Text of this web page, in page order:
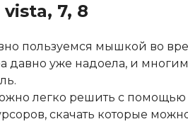
7, 8
пользуемся мышкой во
давно уже надоела, и
легко решить с помощью
скачать которые